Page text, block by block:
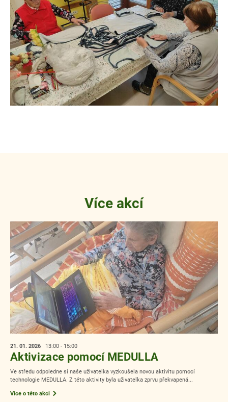
Více akcí
21. 01. 2026 13:00 - 15:00
Aktivizace pomocí MEDULLA
Ve středu odpoledne si naše uživatelka vyzkoušela novou aktivitu pomocí
technologie MEDULLA. Z této aktivity byla uživatelka zprvu překvapená...
Více o této akci